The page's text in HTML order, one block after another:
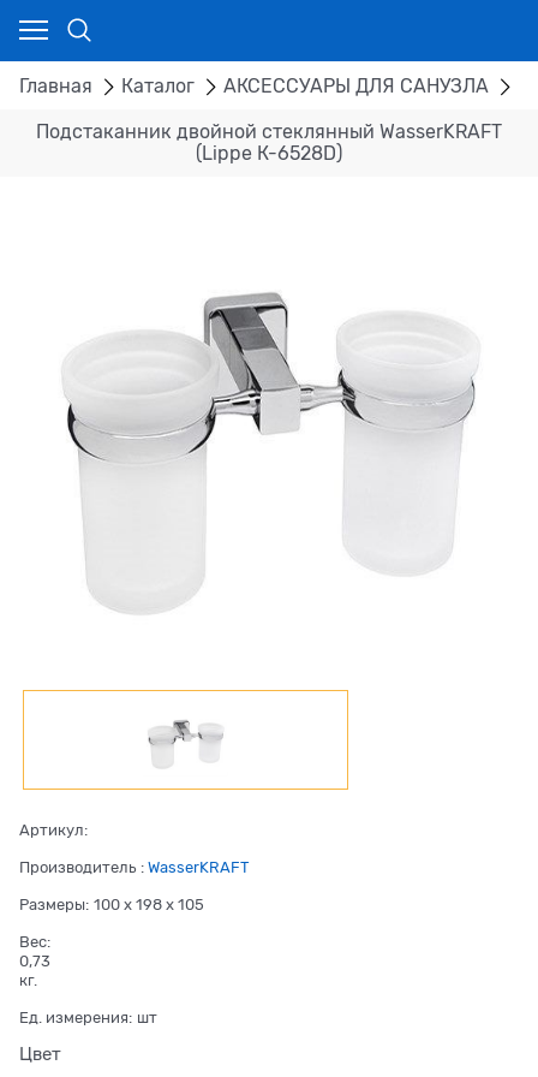
Главная Каталог АКСЕССУАРЫ ДЛЯ САНУЗЛА
Подстаканник двойной стеклянный WasserKRAFT
(Lippe К-6528D)
Артикул:
Производитель : WasserKRAFT
Размеры: 100 x 198 x 105
Вес:
0,73
кг.
Ед. измерения: шт
Цвет